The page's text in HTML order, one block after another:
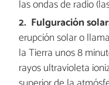
las ondas de radio
Fulguración solar
erupción solar o
la Tierra unos 8
rayos ultravioleta